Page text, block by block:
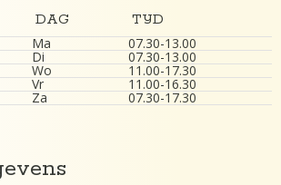
DAG
TIJD
Ma 07.30-13.00
Di 07.30-13.00
Wo 11.00-17.30
Vr 11.00-16.30
Za 07.30-17.30